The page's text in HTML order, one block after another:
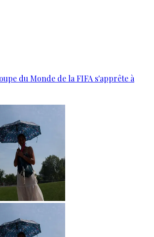
du Monde de la FIFA s'apprête à